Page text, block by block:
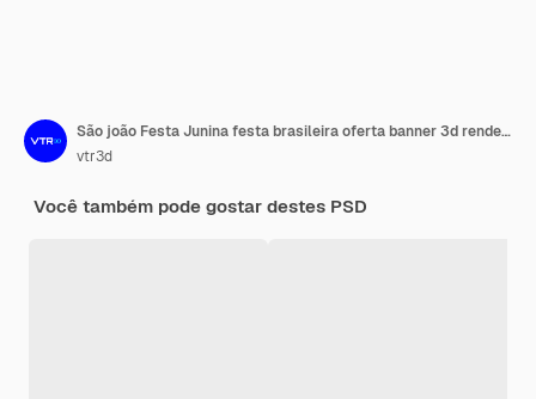
São joão Festa Junina festa brasileira oferta banner 3d render conceito
vtr3d
Você também pode gostar destes PSD